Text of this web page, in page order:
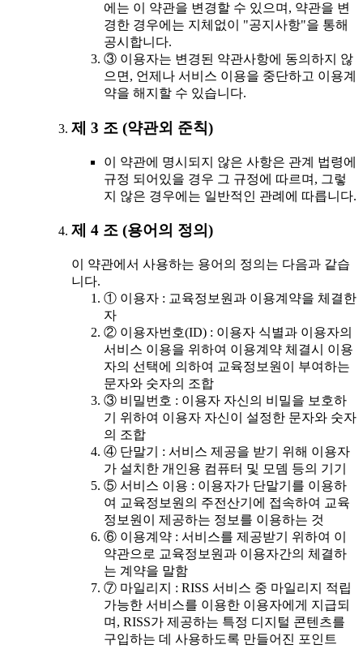
에는 이 약관을 변경할 수 있으며, 약관을 변
경한 경우에는 지체없이 "공지사항"을 통해
공시합니다.
③ 이용자는 변경된 약관사항에 동의하지 않
으면, 언제나 서비스 이용을 중단하고 이용계
약을 해지할 수 있습니다.
제 3 조 (약관외 준칙)
이 약관에 명시되지 않은 사항은 관계 법령에
규정 되어있을 경우 그 규정에 따르며, 그렇
지 않은 경우에는 일반적인 관례에 따릅니다.
제 4 조 (용어의 정의)
이 약관에서 사용하는 용어의 정의는 다음과 같습
니다.
① 이용자 : 교육정보원과 이용계약을 체결한
자
② 이용자번호(ID) : 이용자 식별과 이용자의
서비스 이용을 위하여 이용계약 체결시 이용
자의 선택에 의하여 교육정보원이 부여하는
문자와 숫자의 조합
③ 비밀번호 : 이용자 자신의 비밀을 보호하
기 위하여 이용자 자신이 설정한 문자와 숫자
의 조합
④ 단말기 : 서비스 제공을 받기 위해 이용자
가 설치한 개인용 컴퓨터 및 모뎀 등의 기기
⑤ 서비스 이용 : 이용자가 단말기를 이용하
여 교육정보원의 주전산기에 접속하여 교육
정보원이 제공하는 정보를 이용하는 것
⑥ 이용계약 : 서비스를 제공받기 위하여 이
약관으로 교육정보원과 이용자간의 체결하
는 계약을 말함
⑦ 마일리지 : RISS 서비스 중 마일리지 적립
가능한 서비스를 이용한 이용자에게 지급되
며, RISS가 제공하는 특정 디지털 콘텐츠를
구입하는 데 사용하도록 만들어진 포인트